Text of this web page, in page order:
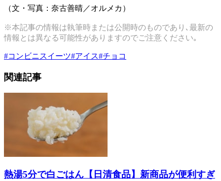
（文・写真：奈古善晴／オルメカ）
※本記事の情報は執筆時または公開時のものであり､最新の
情報とは異なる可能性がありますのでご注意ください｡
#コンビニスイーツ#アイス#チョコ
関連記事
熱湯5分で白ごはん【日清食品】新商品が便利すぎ